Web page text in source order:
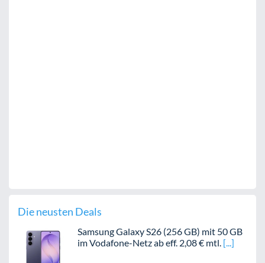
Die neusten Deals
Samsung Galaxy S26 (256 GB) mit 50 GB
im Vodafone-Netz ab eff. 2,08 € mtl.